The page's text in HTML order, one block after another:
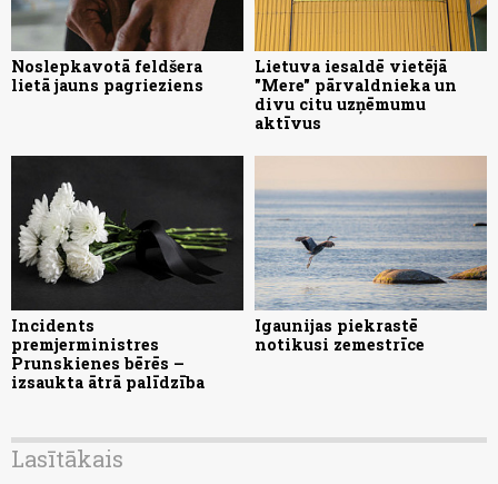
Noslepkavotā feldšera
lietā jauns pagrieziens
Lietuva iesaldē vietējā
"Mere" pārvaldnieka un
divu citu uzņēmumu
aktīvus
Incidents
premjerministres
Prunskienes bērēs –
izsaukta ātrā palīdzība
Igaunijas piekrastē
notikusi zemestrīce
Lasītākais